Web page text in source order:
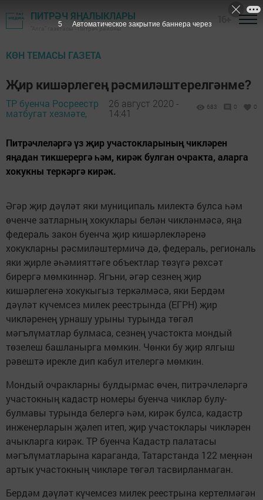
ПИТРӘЧ ЯҢАЛЫКЛАРЫ
"Алга" газетасы - Питрәч районы
КӨН ТЕМАСЫ ГАЗЕТА
Җир кишәрлегең рәсмиләштерелгәнме?
ТР буенча Росреестр
матбугат хезмәте,
26 август 2020 -
14:41
683 0 0
Питрәчлеләргә үз җир участокларының чикләрен
яңадан тикшерергә һәм, кирәк булган очракта, аларга
хокукны теркәргә кирәк.
Әгәр җир дәүләт яки муниципаль милектә булса һәм
өченче затларның хокуклары белән чикләнмәсә, яңа
федераль закон буенча җир кишәрлекләренә
хокукларны рәсмиләштермичә дә, федераль, региональ
яки җирле әһәмияттәге объектлар төзүгә рөхсәт
бирергә мөмкиннәр. Ягъни, әгәр сезнең җир
кишәрлегенә хокукыгыз теркәлмәсә, яки Бердәм
дәүләт күчемсез милек реестрында (ЕГРН) җир
чикләренең урнашу урыны турында төгәл
мәгълүматлар булмаса, сезнең участокта мондый
төзелеш башланырга мөмкин. Чөнки бу җир ялгыш
рәвештә ирекле дип кабул ителергә мөмкин.
Мондый очракларны булдырмас өчен, питрәчлеләргә
участокның кадастр номеры буенча чикләр булу-
булмавы турында белергә һәм, кирәк булса, кадастр
инженерларын җәлеп итеп, җир участоклары чикләрен
ачыкларга кирәк. ТР буенча Кадастр палатасы
мәгълүматларына караганда, Татарстанда 122 меңнән
артык участокның чикләре төгәл тасвирланмаган.
Бердәм дәүләт күчемсез милек реестрына кертелмәгән
4 Автоматическое закрытие баннера через